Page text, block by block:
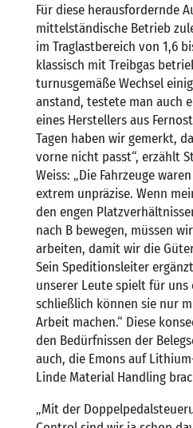
Für diese herausfordernde
mittelständische Betrieb
im Traglastbereich von 1,6
klassisch mit Treibgas
turnusgemäße Wechsel
anstand, testete man auch
eines Herstellers aus
Tagen haben wir gemerkt,
vorne nicht passt“, erzählt
Weiss: „Die Fahrzeuge
extrem unpräzise. Wenn
den engen
nach B bewegen, müssen
arbeiten, damit wir die
Sein Speditionsleiter
unserer Leute spielt für uns
schließlich können sie nur
Arbeit machen.“ Diese
den Bedürfnissen der
auch, die Emons auf
Linde Material Handling
„Mit der